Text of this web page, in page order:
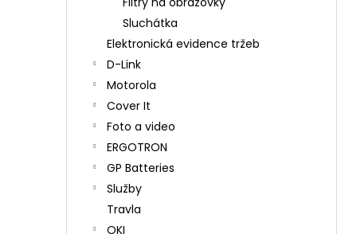
Sluchátka
Elektronická evidence tržeb
D-Link
Motorola
Cover It
Foto a video
ERGOTRON
GP Batteries
Služby
Travla
OKI